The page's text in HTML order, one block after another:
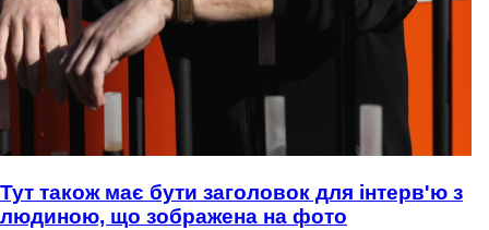
Тут також має бути заголовок для інтерв'ю з
людиною, що зображена на фото